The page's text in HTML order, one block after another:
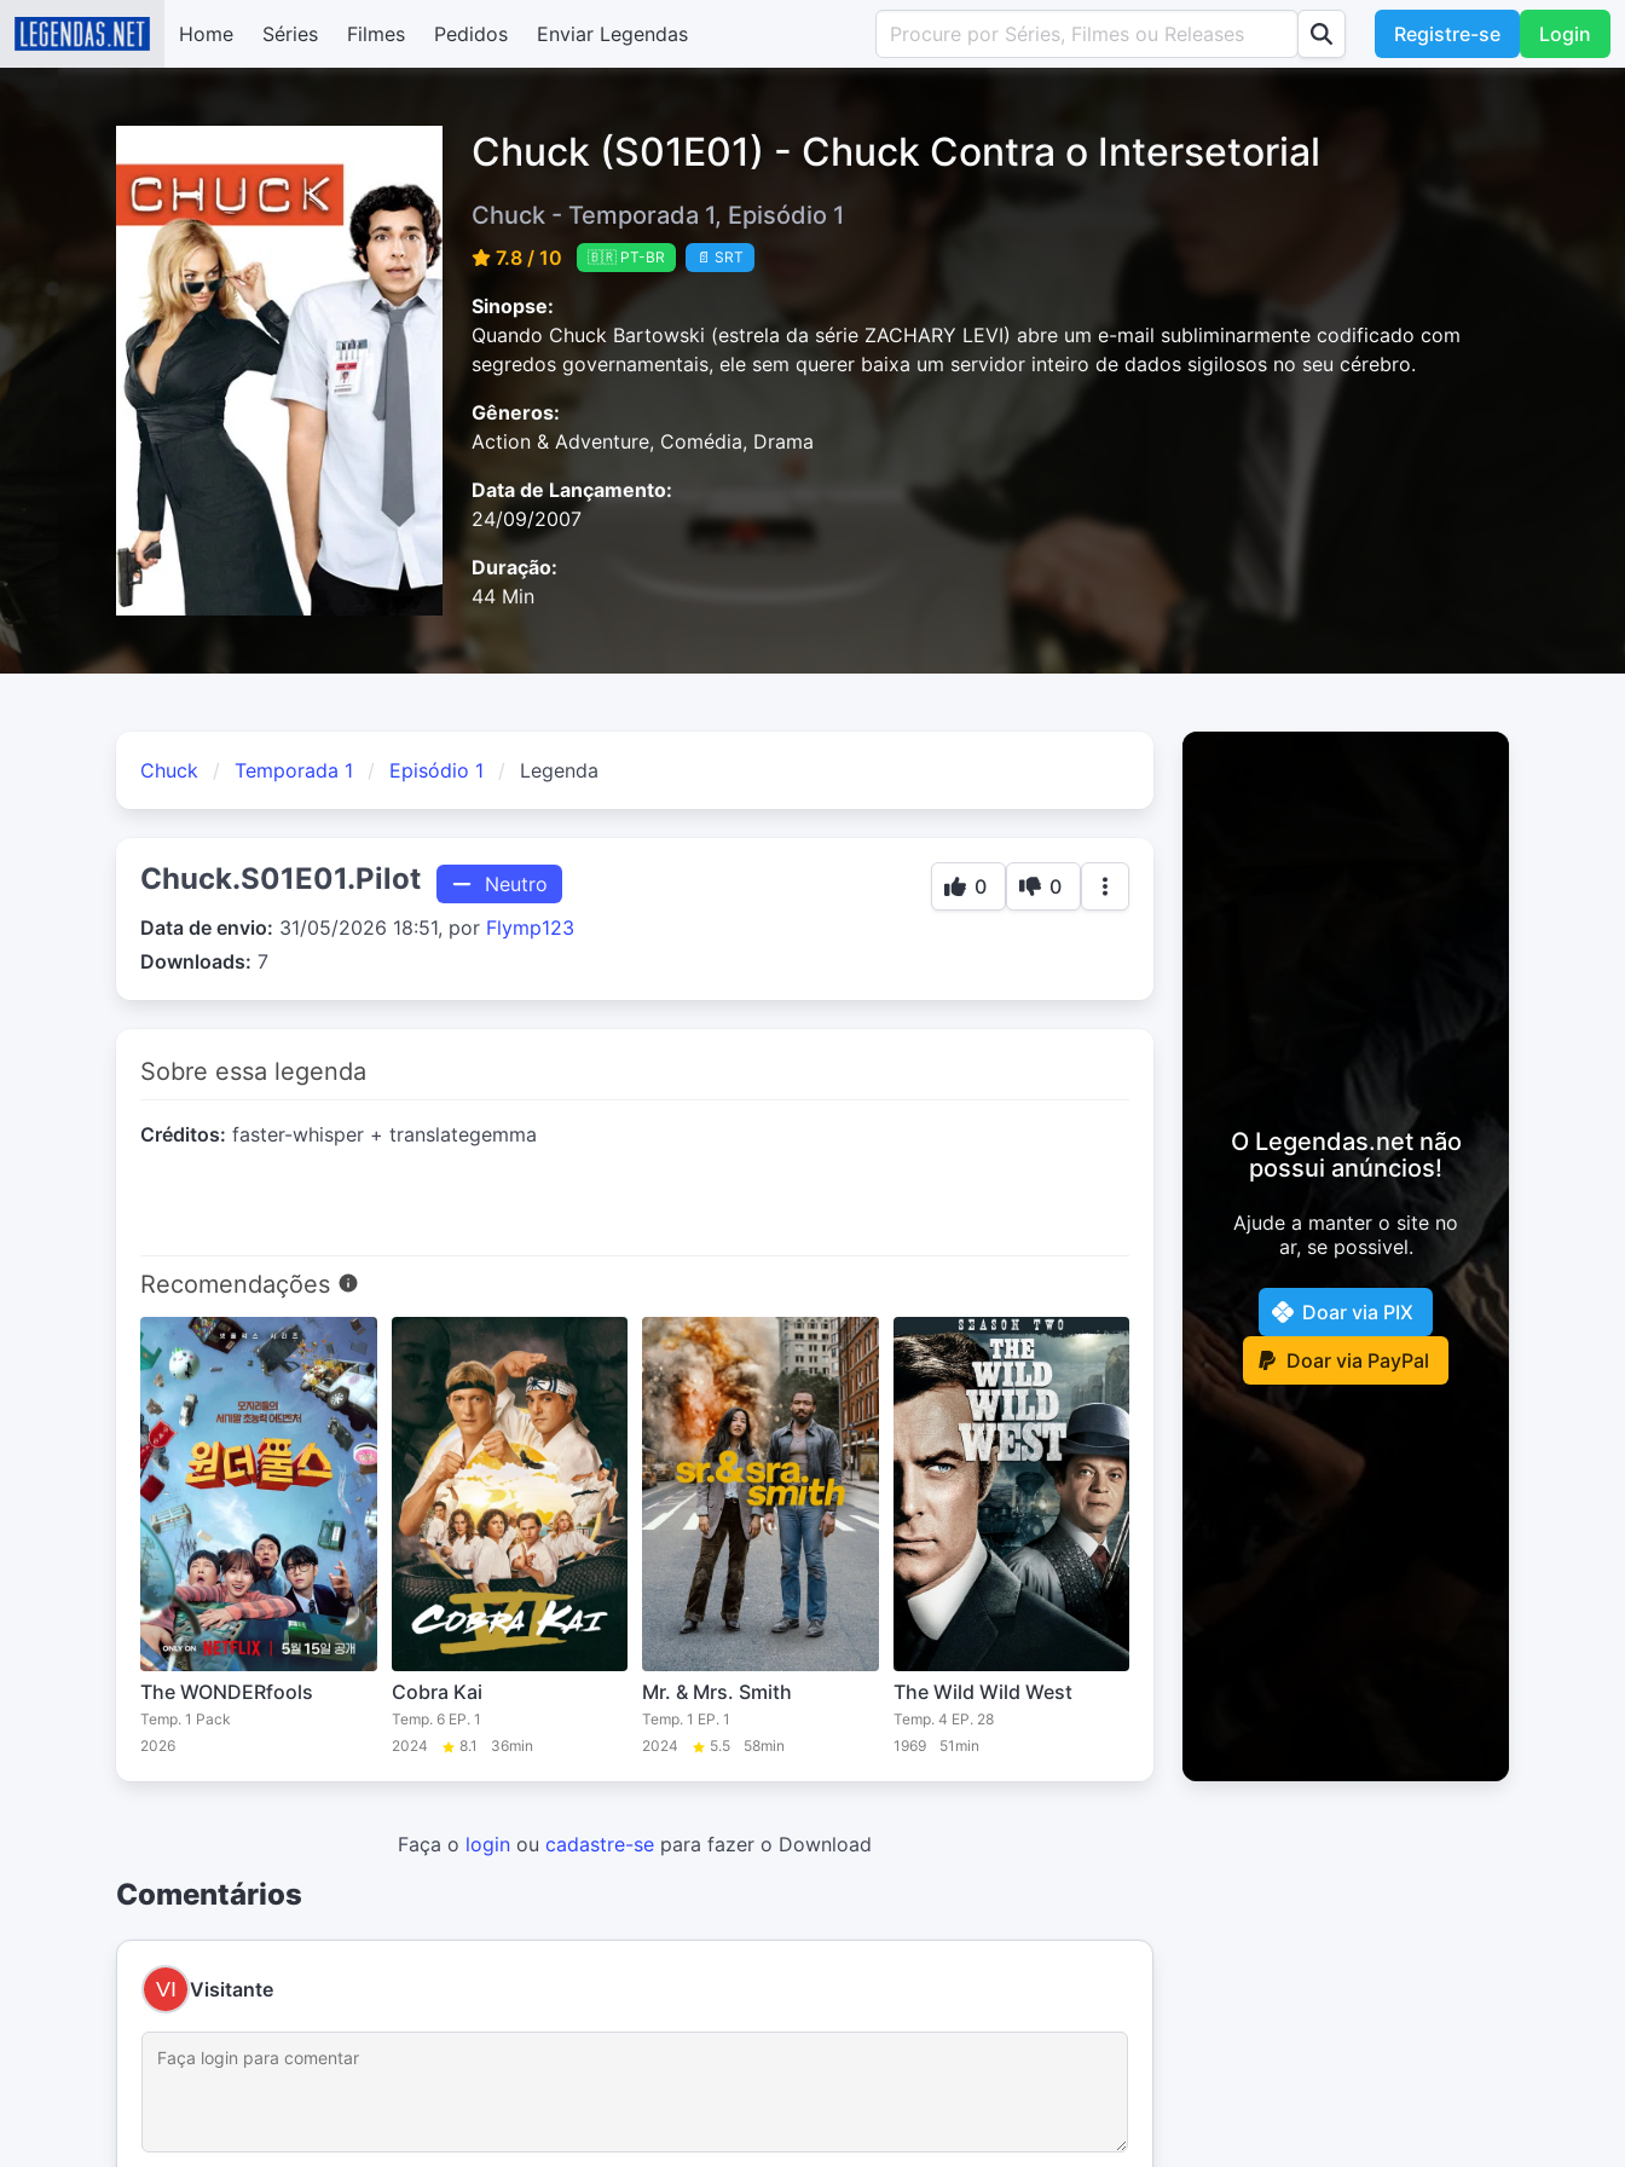
Home Séries Filmes Pedidos Enviar Legendas Registre-se Login
Chuck (S01E01) - Chuck Contra o Intersetorial
Chuck - Temporada 1, Episódio 1
7.8 / 10 🇧🇷 PT-BR 📄 SRT
Sinopse:
Quando Chuck Bartowski (estrela da série ZACHARY LEVI) abre um e-mail subliminarmente codificado com
segredos governamentais, ele sem querer baixa um servidor inteiro de dados sigilosos no seu cérebro.
Gêneros:
Action & Adventure, Comédia, Drama
Data de Lançamento:
24/09/2007
Duração:
44 Min
Chuck Temporada 1 Episódio 1 Legenda
Chuck.S01E01.Pilot
Neutro
Data de envio: 31/05/2026 18:51, por Flymp123
Downloads: 7
0 0
Sobre essa legenda
Créditos: faster-whisper + translategemma
Recomendações
The WONDERfools
Temp. 1 Pack
2026
Cobra Kai
Temp. 6 EP. 1
2024
8.1 36min
Mr. & Mrs. Smith
Temp. 1 EP. 1
2024
5.5 58min
The Wild Wild West
Temp. 4 EP. 28
1969
51min
O Legendas.net não
possui anúncios!
Ajude a manter o site no
ar, se possivel.
Doar via PIX
Doar via PayPal
Faça o login ou cadastre-se para fazer o Download
Comentários
Visitante